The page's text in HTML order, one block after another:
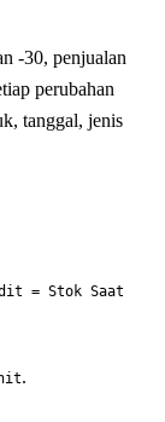
-30, penjualan
perubahan
tanggal, jenis
= Stok Saat
.